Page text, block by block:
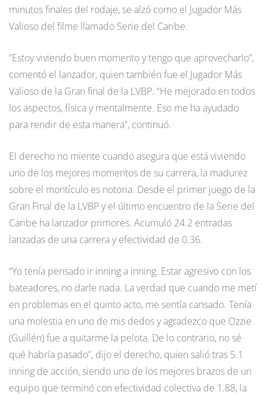
minutos finales del rodaje, se alzó como el Jugador Más
Valioso del filme llamado Serie del Caribe.
“Estoy viviendo buen momento y tengo que aprovecharlo”,
comentó el lanzador, quien también fue el Jugador Más
Valioso de la Gran final de la LVBP. “He mejorado en todos
los aspectos, física y mentalmente. Eso me ha ayudado
para rendir de esta manera”, continuó.
El derecho no miente cuando asegura que está viviendo
uno de los mejores momentos de su carrera, la madurez
sobre el montículo es notoria. Desde el primer juego de la
Gran Final de la LVBP y el último encuentro de la Serie del
Caribe ha lanzador primores. Acumuló 24.2 entradas
lanzadas de una carrera y efectividad de 0.36.
“Yo tenía pensado ir inning a inning. Estar agresivo con los
bateadores, no darle nada. La verdad que cuando me metí
en problemas en el quinto acto, me sentía cansado. Tenía
una molestia en uno de mis dedos y agradezco que Ozzie
(Guillén) fue a quitarme la pelota. De lo contrario, no sé
qué habría pasado”, dijo el derecho, quien salió tras 5.1
inning de acción, siendo uno de los mejores brazos de un
equipo que terminó con efectividad colectiva de 1.88, la